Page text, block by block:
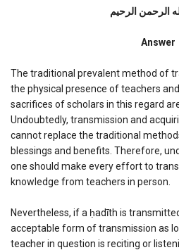
الرحمن الرحیم
Answer
The traditional prevalent method of
the physical presence of teachers
sacrifices of scholars in this regard
Undoubtedly, transmission and
cannot replace the traditional
blessings and benefits. Therefore,
one should make every effort to
knowledge from teachers in person.
Nevertheless, if a ḥadīth is
acceptable form of transmission as
teacher in question is reciting or